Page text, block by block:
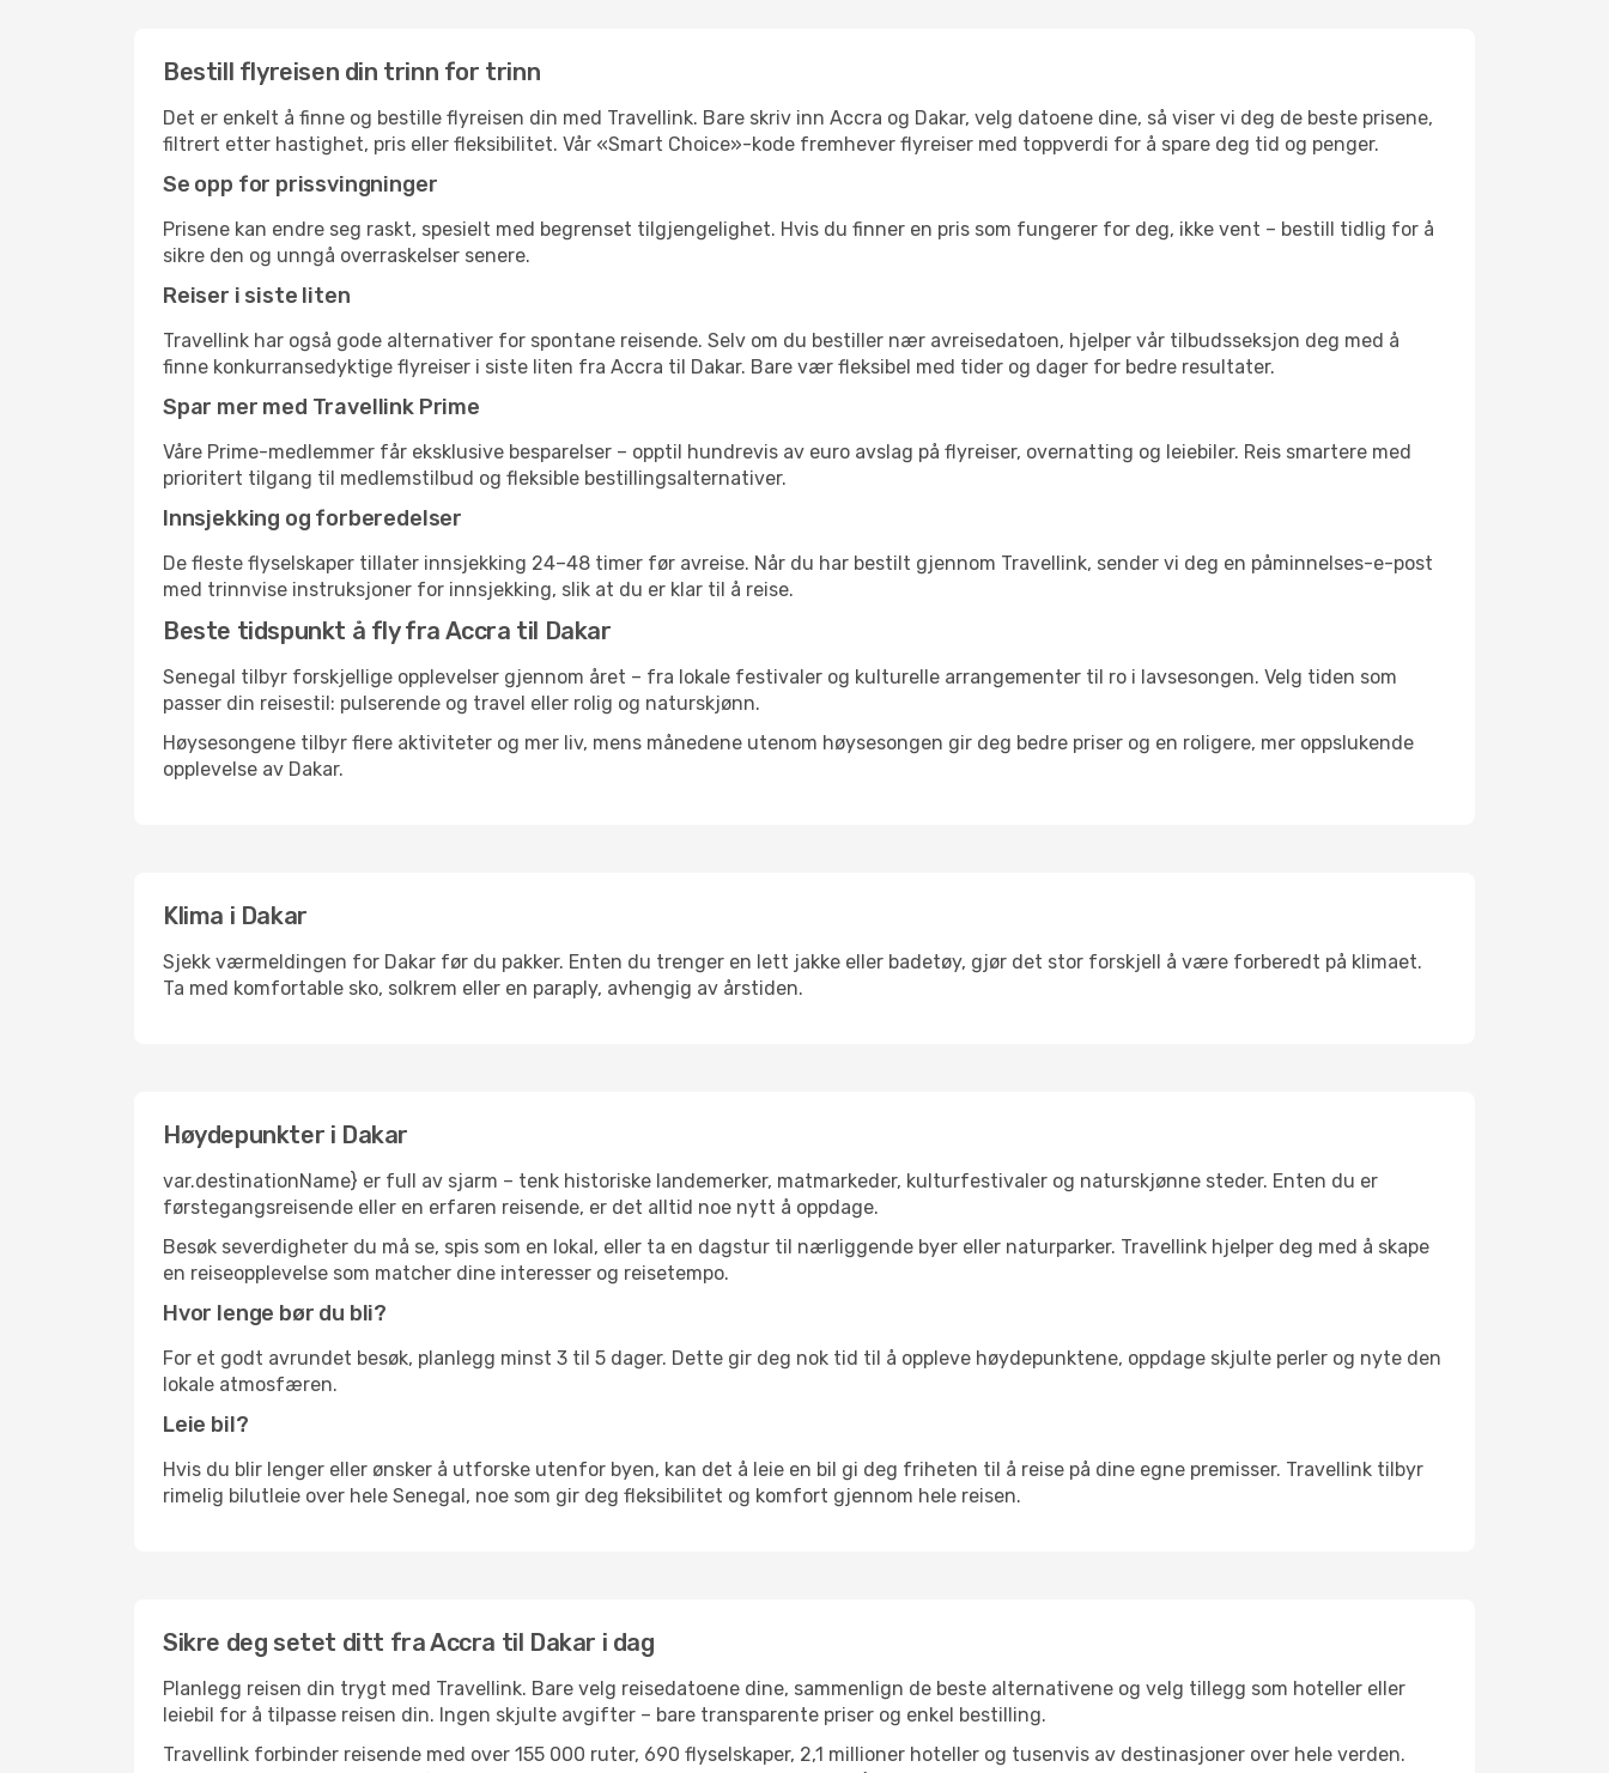
Bestill flyreisen din trinn for trinn
Det er enkelt å finne og bestille flyreisen din med Travellink. Bare skriv inn Accra og Dakar, velg datoene dine, så viser vi deg de beste prisene,
filtrert etter hastighet, pris eller fleksibilitet. Vår «Smart Choice»-kode fremhever flyreiser med toppverdi for å spare deg tid og penger.
Se opp for prissvingninger
Prisene kan endre seg raskt, spesielt med begrenset tilgjengelighet. Hvis du finner en pris som fungerer for deg, ikke vent – bestill tidlig for å
sikre den og unngå overraskelser senere.
Reiser i siste liten
Travellink har også gode alternativer for spontane reisende. Selv om du bestiller nær avreisedatoen, hjelper vår tilbudsseksjon deg med å
finne konkurransedyktige flyreiser i siste liten fra Accra til Dakar. Bare vær fleksibel med tider og dager for bedre resultater.
Spar mer med Travellink Prime
Våre Prime-medlemmer får eksklusive besparelser – opptil hundrevis av euro avslag på flyreiser, overnatting og leiebiler. Reis smartere med
prioritert tilgang til medlemstilbud og fleksible bestillingsalternativer.
Innsjekking og forberedelser
De fleste flyselskaper tillater innsjekking 24–48 timer før avreise. Når du har bestilt gjennom Travellink, sender vi deg en påminnelses-e-post
med trinnvise instruksjoner for innsjekking, slik at du er klar til å reise.
Beste tidspunkt å fly fra Accra til Dakar
Senegal tilbyr forskjellige opplevelser gjennom året – fra lokale festivaler og kulturelle arrangementer til ro i lavsesongen. Velg tiden som
passer din reisestil: pulserende og travel eller rolig og naturskjønn.
Høysesongene tilbyr flere aktiviteter og mer liv, mens månedene utenom høysesongen gir deg bedre priser og en roligere, mer oppslukende
opplevelse av Dakar.
Klima i Dakar
Sjekk værmeldingen for Dakar før du pakker. Enten du trenger en lett jakke eller badetøy, gjør det stor forskjell å være forberedt på klimaet.
Ta med komfortable sko, solkrem eller en paraply, avhengig av årstiden.
Høydepunkter i Dakar
var.destinationName} er full av sjarm – tenk historiske landemerker, matmarkeder, kulturfestivaler og naturskjønne steder. Enten du er
førstegangsreisende eller en erfaren reisende, er det alltid noe nytt å oppdage.
Besøk severdigheter du må se, spis som en lokal, eller ta en dagstur til nærliggende byer eller naturparker. Travellink hjelper deg med å skape
en reiseopplevelse som matcher dine interesser og reisetempo.
Hvor lenge bør du bli?
For et godt avrundet besøk, planlegg minst 3 til 5 dager. Dette gir deg nok tid til å oppleve høydepunktene, oppdage skjulte perler og nyte den
lokale atmosfæren.
Leie bil?
Hvis du blir lenger eller ønsker å utforske utenfor byen, kan det å leie en bil gi deg friheten til å reise på dine egne premisser. Travellink tilbyr
rimelig bilutleie over hele Senegal, noe som gir deg fleksibilitet og komfort gjennom hele reisen.
Sikre deg setet ditt fra Accra til Dakar i dag
Planlegg reisen din trygt med Travellink. Bare velg reisedatoene dine, sammenlign de beste alternativene og velg tillegg som hoteller eller
leiebil for å tilpasse reisen din. Ingen skjulte avgifter – bare transparente priser og enkel bestilling.
Travellink forbinder reisende med over 155 000 ruter, 690 flyselskaper, 2,1 millioner hoteller og tusenvis av destinasjoner over hele verden.